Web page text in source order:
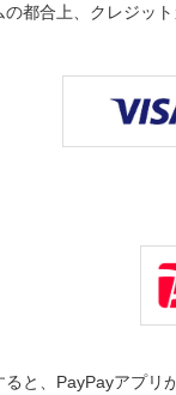
都合上、クレジッ
ると、PayPayアプリ